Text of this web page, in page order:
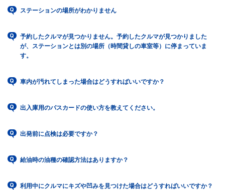
ステーションの場所がわかりません
予約したクルマが見つかりません。予約したクルマが見つかりました
が、ステーションとは別の場所（時間貸しの車室等）に停まっていま
す。
車内が汚れてしまった場合はどうすればいいですか？
出入庫用のパスカードの使い方を教えてください。
出発前に点検は必要ですか？
給油時の油種の確認方法はありますか？
利用中にクルマにキズや凹みを見つけた場合はどうすればいいですか？